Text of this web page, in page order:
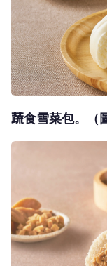
蔬食雪菜包。（